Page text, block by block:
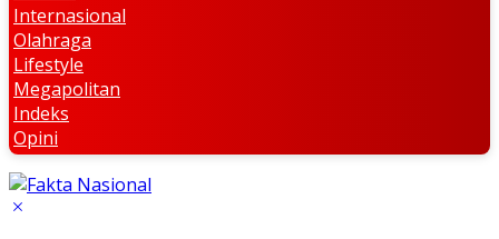
Internasional
Olahraga
Lifestyle
Megapolitan
Indeks
Opini